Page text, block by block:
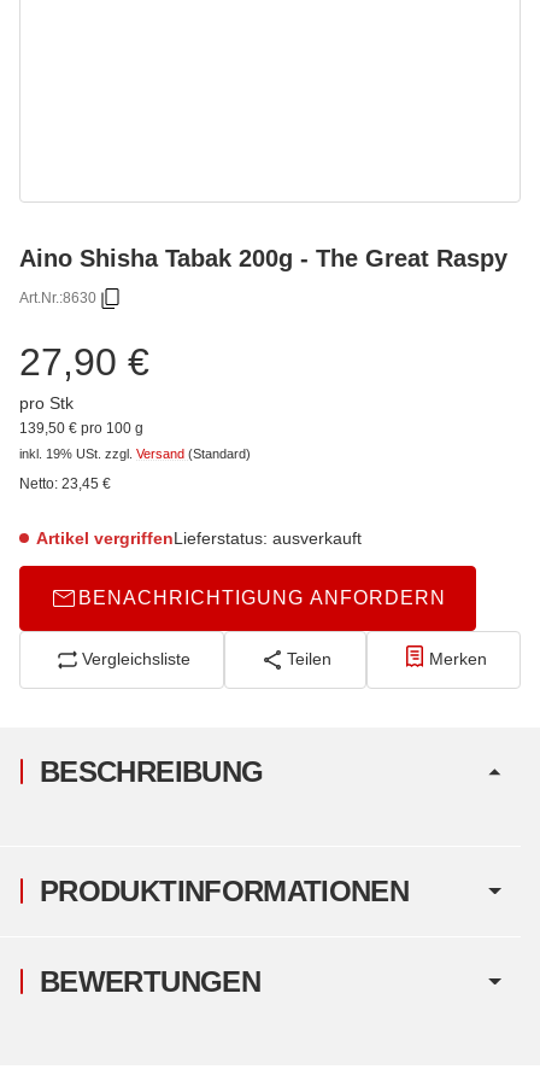
Aino Shisha Tabak 200g - The Great Raspy
Art.Nr.:8630
27,90 €
pro Stk
139,50 € pro 100 g
inkl. 19% USt. zzgl. Versand (Standard)
Netto: 23,45 €
Artikel vergriffenLieferstatus: ausverkauft
BENACHRICHTIGUNG ANFORDERN
Vergleichsliste Teilen Merken
PRODUKTINFORMATIONEN
BESCHREIBUNG
BEWERTUNGEN